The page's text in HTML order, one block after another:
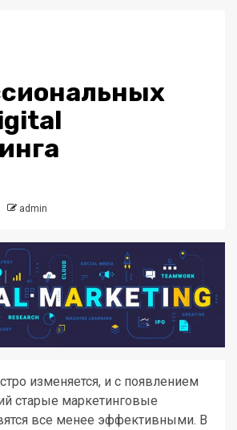
admin
изменяется, и с появлением
старые маркетинговые
все менее эффективными. В